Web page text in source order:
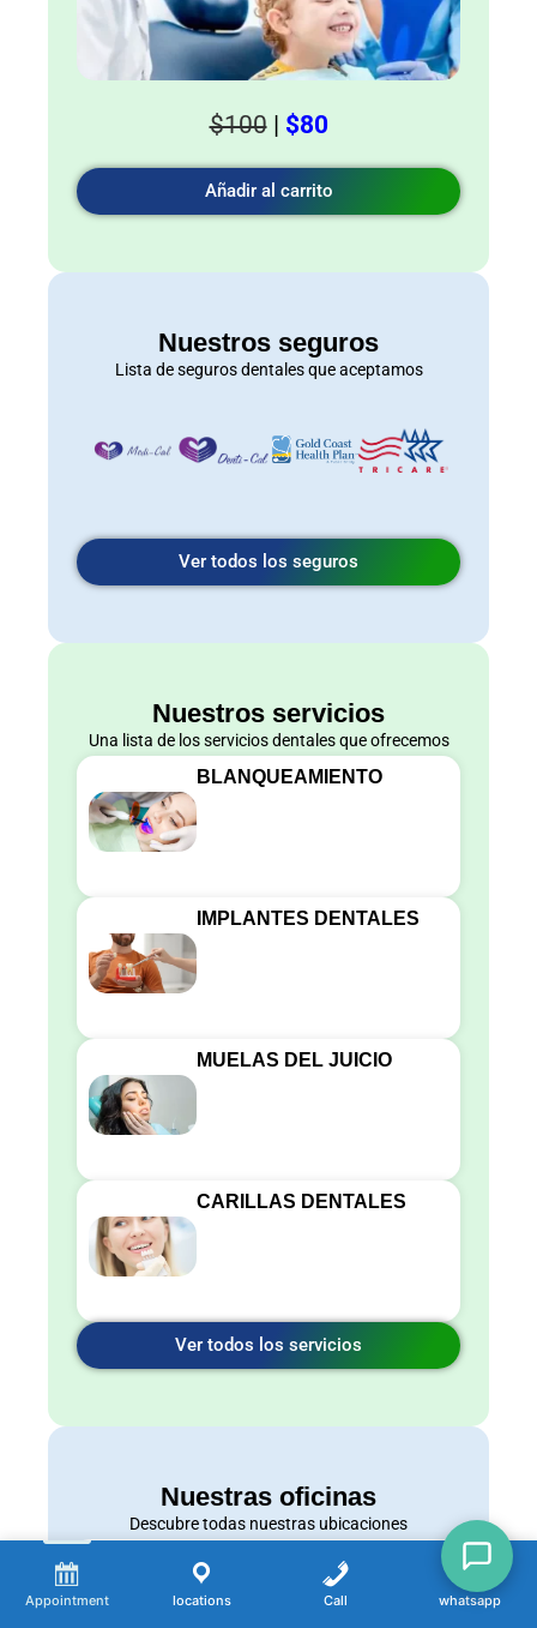
$100 | $80
Añadir al carrito
Nuestros seguros
Lista de seguros dentales que aceptamos
Ver todos los seguros
Nuestros servicios
Una lista de los servicios dentales que ofrecemos
BLANQUEAMIENTO
IMPLANTES DENTALES
MUELAS DEL JUICIO
CARILLAS DENTALES
Ver todos los servicios
Nuestras oficinas
Descubre todas nuestras ubicaciones
Nuestra oficina de Newbury Park
Appointment locations Call whatsapp